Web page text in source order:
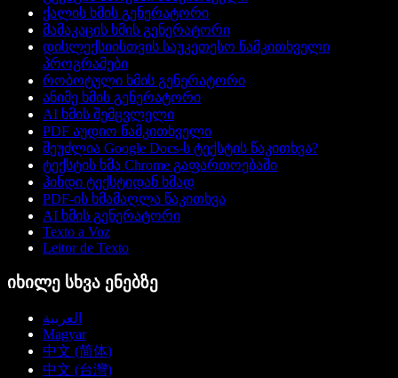
ქალის ხმის გენერატორი
მამაკაცის ხმის გენერატორი
დისლექსიისთვის საუკეთესო წამკითხველი
პროგრამები
რობოტული ხმის გენერატორი
ანიმე ხმის გენერატორი
AI ხმის შემცვლელი
PDF აუდიო წამკითხველი
შეუძლია Google Docs-ს ტექსტის წაკითხვა?
ტექსტის ხმა Chrome გაფართოებაში
ჰინდი ტექსტიდან ხმად
PDF-ის ხმამაღლა წაკითხვა
AI ხმის გენერატორი
Texto a Voz
Leitor de Texto
იხილე სხვა ენებზე
العربية
Magyar
中文 (简体)
中文 (台灣)